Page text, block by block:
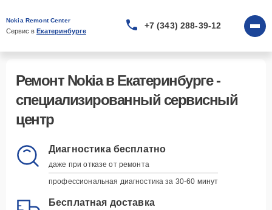
Nokia Remont Center
Сервис в Екатеринбурге
+7 (343) 288-39-12
Ремонт Nokia в Екатеринбурге -
специализированный сервисный
центр
Диагностика бесплатно
даже при отказе от ремонта
профессиональная диагностика за 30-60 минут
Бесплатная доставка